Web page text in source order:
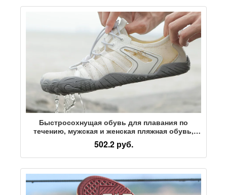
Быстросохнущая обувь для плавания по
течению, мужская и женская пляжная обувь,
обувь для морского плавания, серфинга,
подводного плавания с маской и трубкой,
нескользящая обувь для рафтинга на открытом
502.2 руб.